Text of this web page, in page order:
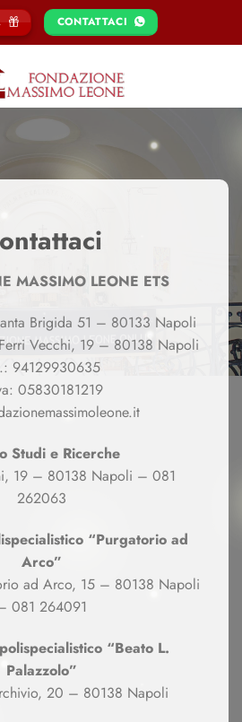
CONTATTACI
MASSIMO LEONE ETS
Brigida 51 – 80133 Napoli
Vecchi, 19 – 80138 Napoli
94129930635
05830181219
Studi e Ricerche
19 – 80138 Napoli – 081
262063
“Purgatorio ad
Arco”
ad Arco, 15 – 80138 Napoli
081 264091
“Beato L.
Palazzolo”
20 – 80138 Napoli